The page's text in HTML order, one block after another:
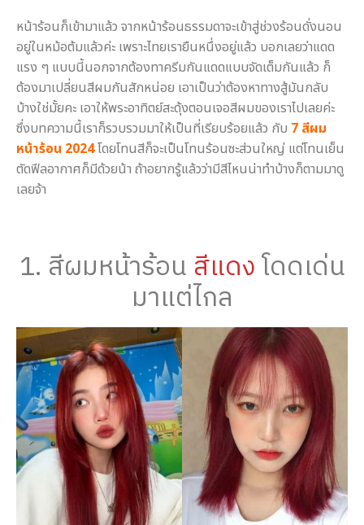
หน้าร้อนก็เข้ามาแล้ว จากหน้าร้อนธรรมดาจะเข้าสู่ช่วงร้อนดั่งนอน
อยู่ในหม้อต้มแล้วค่ะ เพราะไทยเรายืนหนึ่งอยู่แล้ว บอกเลยว่าแดด
แรง ๆ แบบนี้นอกจากต้องทาครีมกันแดดแบบจัดเต็มกันแล้ว ก็
ต้องมาเปลี่ยนสีผมกันสักหน่อย เอาเป็นว่าต้องหาทางสู้มันกลับ
บ้างใช่มั้ยคะ เอาให้พระอาทิตย์สะดุ้งตอนเจอสีผมของเราไปเลยค่ะ
ซึ่งบทความนี้เราก็รวบรวมมาให้เป็นที่เรียบร้อยแล้ว กับ 7 สีผม
หน้าร้อน 2024โดยโทนสีก็จะเป็นโทนร้อนซะส่วนใหญ่ แต่โทนเย็น
ตัดฟีลอากาศก็มีด้วยน้า ถ้าอยากรู้แล้วว่ามีสีไหนน่าทำบ้างก็ตามมาดู
เลยจ้า
1. สีผมหน้าร้อน สีแดงโดดเด่น
มาแต่ไกล